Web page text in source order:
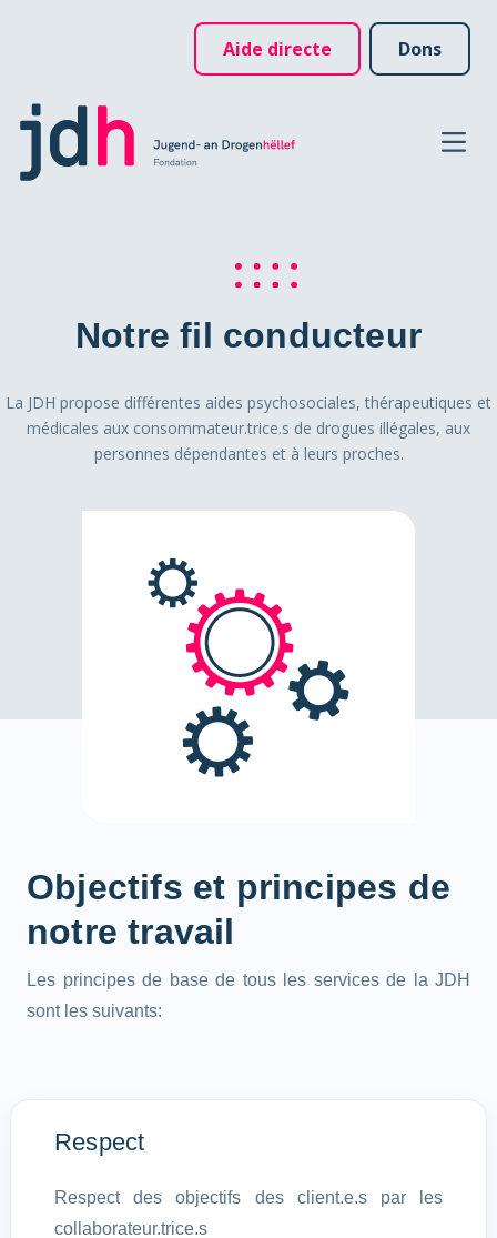
Aide directe Dons
Notre fil conducteur
La JDH propose différentes aides psychosociales, thérapeutiques et
médicales aux consommateur.trice.s de drogues illégales, aux
personnes dépendantes et à leurs proches.
Objectifs et principes de
notre travail
Les principes de base de tous les services de la JDH
sont les suivants:
Respect
Respect des objectifs des client.e.s par les
collaborateur.trice.s